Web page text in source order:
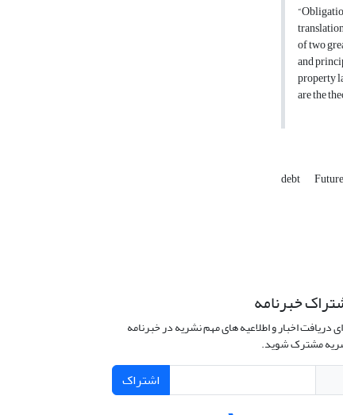
of two
and
property
are the
debt
خبرنامه
دریافت اخبار و اطلاعیه های مهم نشریه در خبرنامه
مشترک شوید.
اشتراک